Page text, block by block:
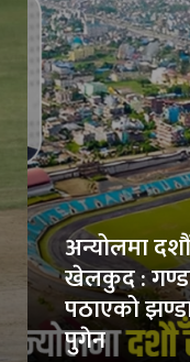
अन्योलमा दशौँ
खेलकुद :
पठाएको
पुगेन